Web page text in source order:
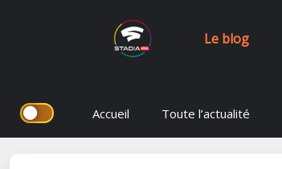
Le blog
Aller
contenu
Accueil Toute l’actualité